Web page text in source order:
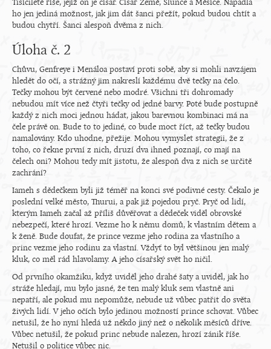
Tisícileté říše, jejíž on je císař. Císař Země, Slunce a Měsíce. Napadla
ho jen jediná možnost, jak jim dát šanci přežít, pokud budou chtít a
budou chytří. Šanci alespoň dvěma z nich.
Úloha č. 2
Chůvu, Genfreye i Menáloa postaví proti sobě, aby si mohli navzájem
hledět do očí, a strážný jim nakreslí každému dvě tečky na čelo.
Tečky mohou být červené nebo modré. Všichni tři dohromady
nebudou mít více než čtyři tečky od jedné barvy. Poté bude postupně
každý z nich moci jednou hádat, jakou barevnou kombinaci má na
čele právě on. Bude to to jediné, co bude moct říct, až tečky budou
namalovány. Kdo uhodne, přežije. Mohou vymyslet strategii, že z
toho, co řekne první z nich, druzí dva ihned poznají, co mají na
čelech oni? Mohou tedy mít jistotu, že alespoň dva z nich se určitě
zachrání?
Iameh s dědečkem byli již téměř na konci své podivné cesty. Čekalo je
poslední velké město, Thurui, a pak již pojedou pryč. Pryč od lidí,
kterým Iameh začal až příliš důvěřovat a dědeček viděl obrovské
nebezpečí, které hrozí. Vezme ho k němu domů, k vlastním dětem a
k ženě. Bude doufat, že prince vezme jeho rodina za vlastního a
princ vezme jeho rodinu za vlastní. Vždyť to byl většinou jen malý
kluk, co měl rád hlavolamy. A jeho císařský svět ho ničil.
Od prvního okamžiku, když uviděl jeho drahé šaty a uviděl, jak ho
stráže hledají, mu bylo jasné, že ten malý kluk sem vlastně ani
nepatří, ale pokud mu nepomůže, nebude už vůbec patřit do světa
živých lidí. V jeho očích bylo jedinou možností prince schovat. Vůbec
netušil, že ho nyní hledá už někdo jiný než o několik měsíců dříve.
Vůbec netušil, že pokud princ nebude nalezen, hrozí zánik říše.
Netušil o politice vůbec nic.